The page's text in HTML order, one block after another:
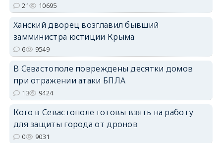
21 10695
Ханский дворец возглавил бывший
замминистра юстиции Крыма
6 9549
В Севастополе повреждены десятки домов
при отражении атаки БПЛА
13 9424
Кого в Севастополе готовы взять на работу
для защиты города от дронов
0 9031